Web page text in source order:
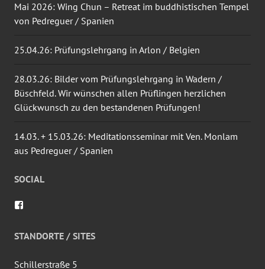
Mai 2026: Wing Chun – Retreat im buddhistischen Tempel
von Pedreguer / Spanien
25.04.26: Prüfungslehrgang in Arlon / Belgien
28.03.26: Bilder vom Prüfungslehrgang in Wadern /
Büschfeld. Wir wünschen allen Prüflingen herzlichen
Glückwunsch zu den bestandenen Prüfungen!
14.03. + 15.03.26: Meditationsseminar mit Ven. Monlam
aus Pedreguer / Spanien
SOCIAL
auf
Facebook
STANDORTE / SITES
Schillerstraße 5